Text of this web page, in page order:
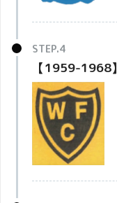
【1959-1968】